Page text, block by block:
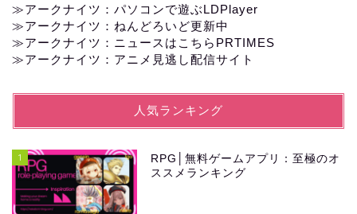
≫アークナイツ：パソコンで遊ぶLDPlayer
≫アークナイツ：ねんどろいど更新中
≫アークナイツ：ニュースはこちらPRTIMES
≫アークナイツ：アニメ見逃し配信サイト
人気ランキング
1
RPG│無料ゲームアプリ：至極のオ
ススメランキング